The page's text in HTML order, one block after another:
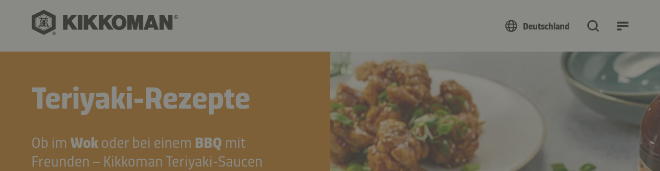
Deutschland
Teriyaki-Rezepte
Ob im Wokoder bei einem BBQ mit
Freunden – Kikkoman Teriyaki-Saucen